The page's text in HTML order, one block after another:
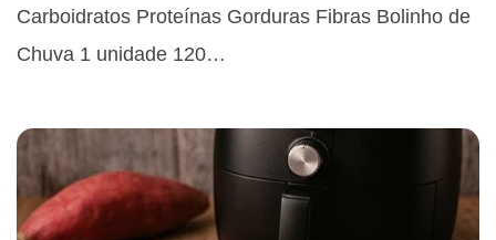
Carboidratos Proteínas Gorduras Fibras Bolinho de
Chuva 1 unidade 120…